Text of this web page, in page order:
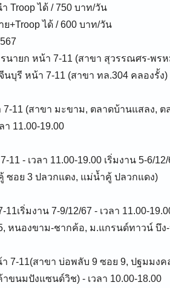
Troop ได้ / 750 บาท/วัน
+Troop ได้ / 600 บาท/วัน
รนายก หน้า 7-11 (สาขา สุวรรณศร-พร
นบุรี หน้า 7-11 (สาขา ทล.304 คลองรั้ง)
7-11 (สาขา มะขาม, ตลาดบ้านแสลง,
า 11.00-19.00
11 - เวลา 11.00-19.00 เริ่มงาน 5-6/12/
ซอย 3 ปลวกแดง, แม่น้ำคู้ ปลวกแดง)
เริ่มงาน 7-9/12/67 - เวลา 11.00-
หนองขาม-ชากค้อ, ม.แกรนด์ทาวน์ บึง
7-11(สาขา บ่อพลับ 9 ซอย 9, ปฐมมงค
าขนมปังแซนด์วิช) - เวลา 10.00-18.00